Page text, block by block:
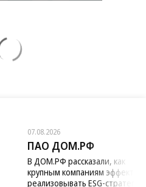
07.08.2026
ПАО ДОМ.РФ
В ДОМ.РФ рассказали, как
крупным компаниям
реализовывать ESG-стратегию